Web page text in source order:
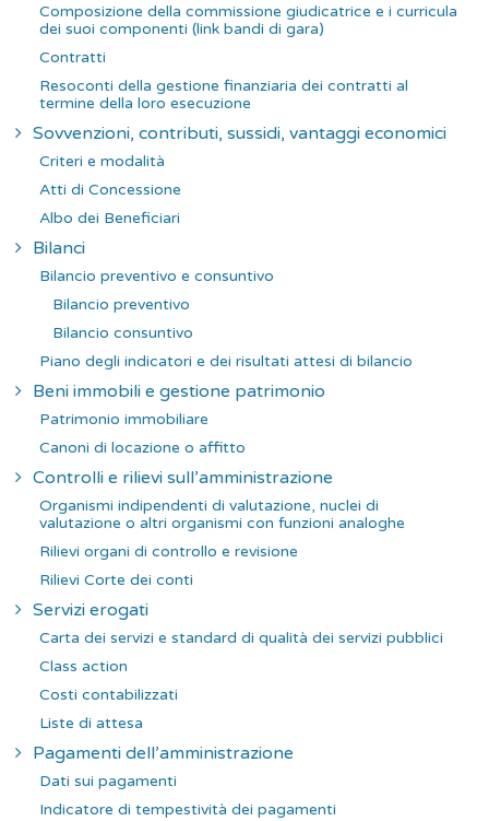
Composizione della commissione giudicatrice e i curricula
dei suoi componenti (link bandi di gara)
Contratti
Resoconti della gestione finanziaria dei contratti al
termine della loro esecuzione
Sovvenzioni, contributi, sussidi, vantaggi economici
Criteri e modalità
Atti di Concessione
Albo dei Beneficiari
Bilanci
Bilancio preventivo e consuntivo
Bilancio preventivo
Bilancio consuntivo
Piano degli indicatori e dei risultati attesi di bilancio
Beni immobili e gestione patrimonio
Patrimonio immobiliare
Canoni di locazione o affitto
Controlli e rilievi sull’amministrazione
Organismi indipendenti di valutazione, nuclei di
valutazione o altri organismi con funzioni analoghe
Rilievi organi di controllo e revisione
Rilievi Corte dei conti
Servizi erogati
Carta dei servizi e standard di qualità dei servizi pubblici
Class action
Costi contabilizzati
Liste di attesa
Pagamenti dell’amministrazione
Dati sui pagamenti
Indicatore di tempestività dei pagamenti